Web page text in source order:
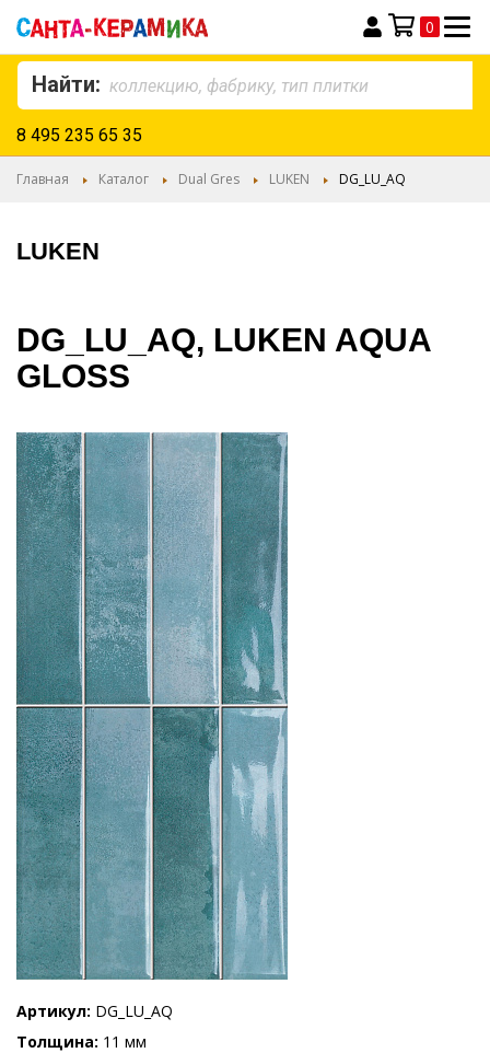
Моя корзина
0
Найти:
8 495 235 65 35
Главная Каталог Dual Gres LUKEN DG_LU_AQ
LUKEN
DG_LU_AQ, LUKEN AQUA
GLOSS
Артикул DG_LU_AQ
Толщина 11 мм